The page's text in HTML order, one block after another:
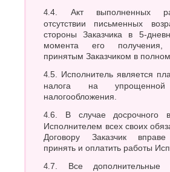
4.4. Акт выполненных работ, при
отсутствии письменных
стороны Заказчика в 5-
момента его получения,
принятым Заказчиком в
4.5. Исполнитель является плательщиком
налога на упрощенной
налогообложения.
4.6. В случае досрочного выполнения
Исполнителем всех своих
Договору Заказчик
принять и оплатить работы
4.7. Все дополнительные работы и